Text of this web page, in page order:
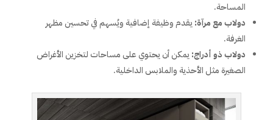
المساحة.
دولاب مع مرآة:يقدم وظيفة إضافية ويُسهم في تحسين مظهر
الغرفة.
دولاب ذو أدراج:يمكن أن يحتوي على مساحات لتخزين الأغراض
الصغيرة مثل الأحذية والملابس الداخلية.